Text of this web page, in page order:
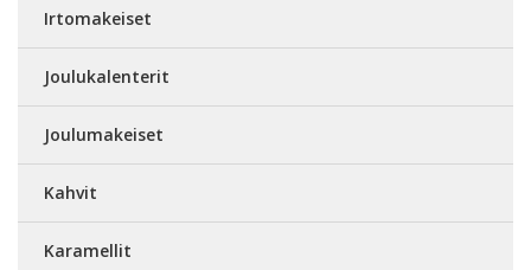
Irtomakeiset
Joulukalenterit
Joulumakeiset
Kahvit
Karamellit